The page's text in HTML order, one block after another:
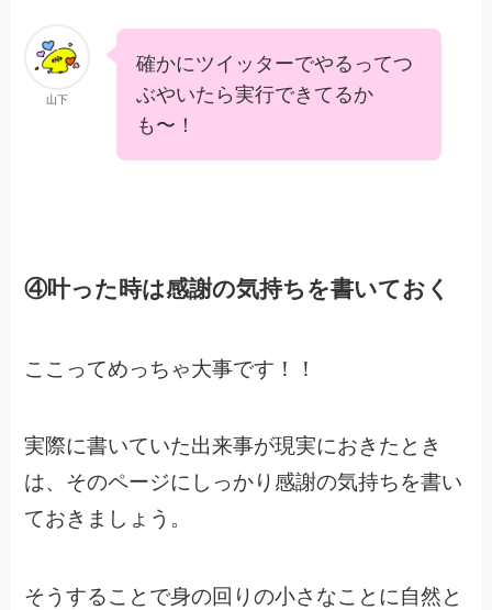
山下
確かにツイッターでやるってつ
ぶやいたら実行できてるか
も〜！
④叶った時は感謝の気持ちを書いておく
ここってめっちゃ大事です！！
実際に書いていた出来事が現実におきたとき
は、そのページにしっかり感謝の気持ちを書い
ておきましょう。
そうすることで身の回りの小さなことに自然と